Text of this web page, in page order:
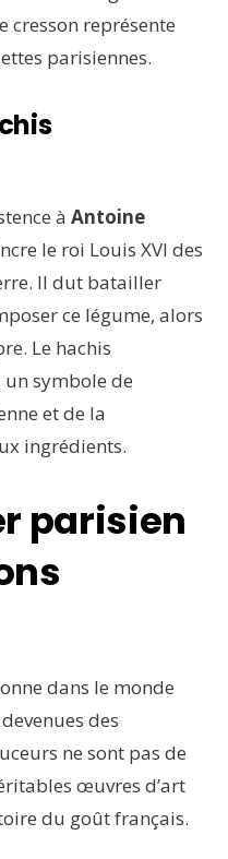
cresson représente
parisiennes.
à Antoine
le roi Louis XVI des
Il dut batailler
ce légume, alors
Le hachis
symbole de
et de la
ingrédients.
parisien
dans le monde
des
ne sont pas de
œuvres d’art
du goût français.